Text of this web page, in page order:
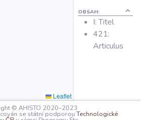
Leaflet
OBSAH:
I: Titel
421:
Articulus
© AHISTO 2020–2023
se státní podporouTechnologické